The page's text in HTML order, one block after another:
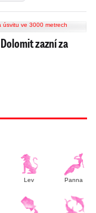
zazní za
Lev Panna